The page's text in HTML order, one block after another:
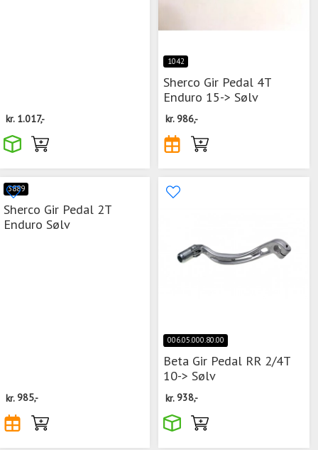
kr. 1.017,-
1042
Sherco Gir Pedal 4T
Enduro 15-> Sølv
kr.986,-
3889
Sherco Gir Pedal 2T
Enduro Sølv
kr.985,-
006.05.000.80.00
Beta Gir Pedal RR 2/4T
10-> Sølv
kr.938,-